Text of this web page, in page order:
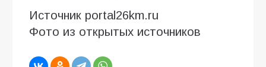
Источник portal26km.ru
Фото из открытых источников